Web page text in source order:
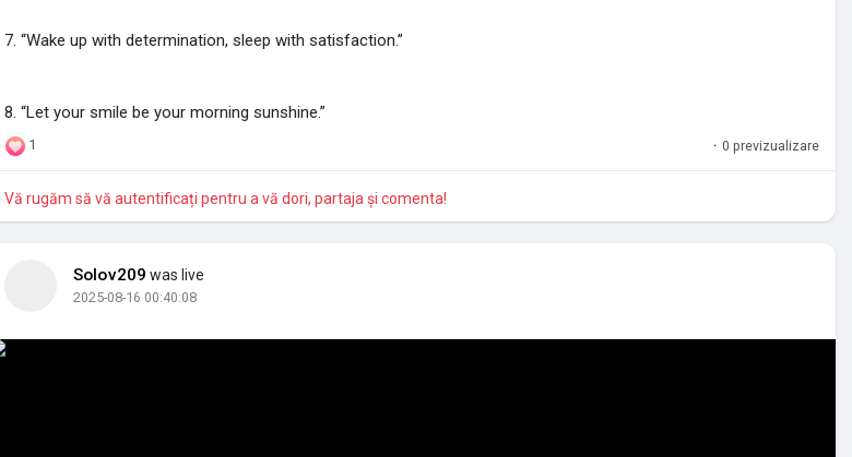
7. “Wake up with determination, sleep with satisfaction.”
8. “Let your smile be your morning sunshine.”
1 · 0 previzualizare
Vă rugăm să vă autentificați pentru a vă dori, partaja și comenta!
Solov209 was live
2025-08-16 00:40:08